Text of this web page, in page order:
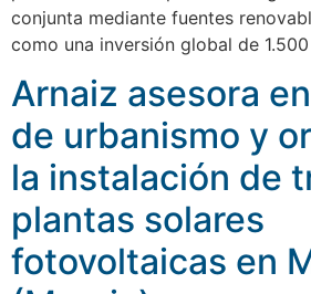
conjunta mediante fuentes
como una inversión global de
Arnaiz asesora
de urbanismo y
la instalación de
plantas solares
fotovoltaicas en